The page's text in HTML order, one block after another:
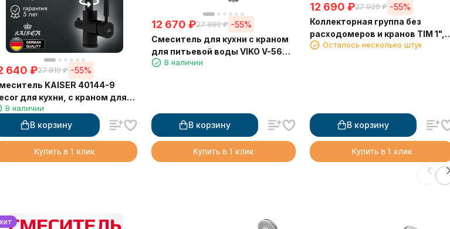
640 ₽27 810 ₽ -55%
KAISER 40144-9
для кухни, с краном для
воды, черный
В наличии
В корзину
Купить в 1 клик
12 670 ₽27 880 ₽ -55%
Смеситель для кухни с краном
для питьевой воды VIKO V-5608
с гибким серым изливом Silver
В наличии
В корзину
Купить в 1 клик
12 690 ₽27 920 ₽ -55%
Коллекторная группа без
расходомеров и кранов TIM 1",
хода, латунь
Осталось несколько штук
В корзину
Купить в 1 клик
хит